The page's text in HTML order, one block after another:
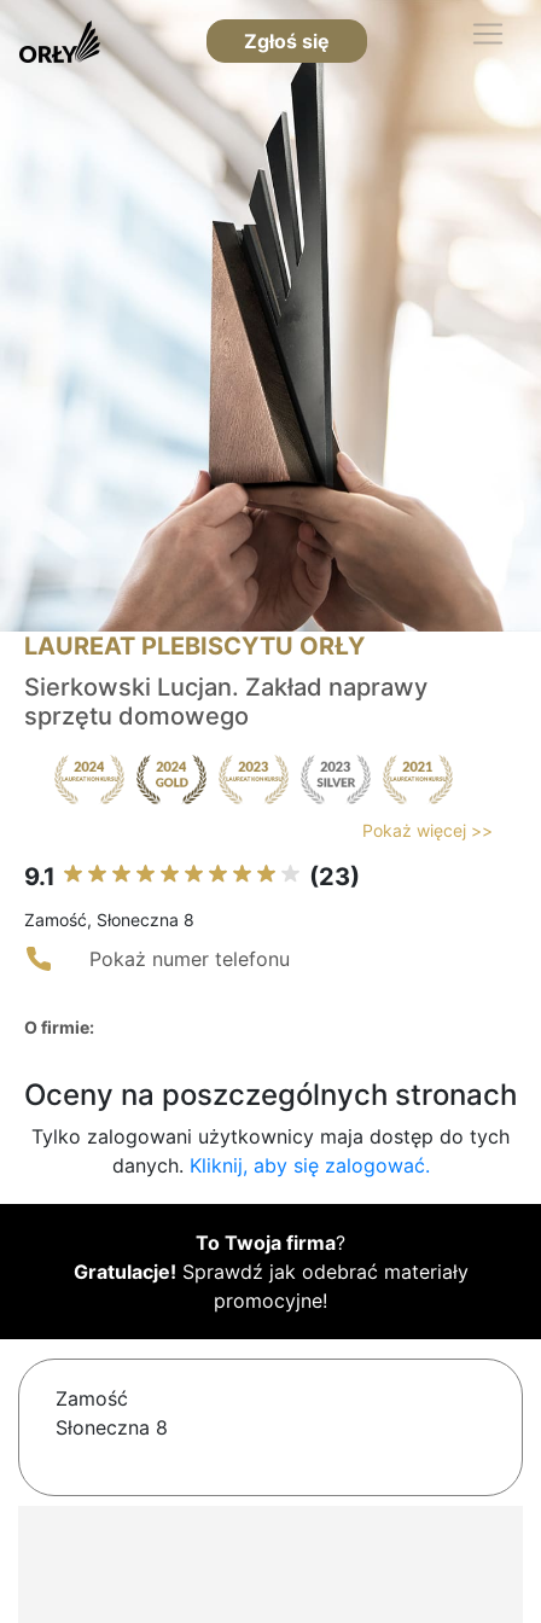
Zgłoś się
LAUREAT PLEBISCYTU ORŁY
Sierkowski Lucjan. Zakład naprawy
sprzętu domowego
Pokaż więcej >>
9.1 (23)
Zamość, Słoneczna 8
Pokaż numer telefonu
O firmie:
Oceny na poszczególnych stronach
Tylko zalogowani użytkownicy maja dostęp do tych
danych. Kliknij, aby się zalogować.
To Twoja firma?
Gratulacje! Sprawdź jak odebrać materiały
promocyjne!
Zamość
Słoneczna 8